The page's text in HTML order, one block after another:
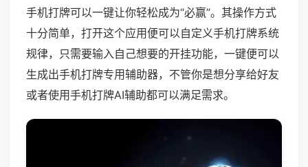
手机打牌可以一键让你轻松成为“必赢”。其操作方式
十分简单，打开这个应用便可以自定义手机打牌系统
规律，只需要输入自己想要的开挂功能，一键便可以
生成出手机打牌专用辅助器，不管你是想分享给好友
或者使用手机打牌AI辅助都可以满足需求。